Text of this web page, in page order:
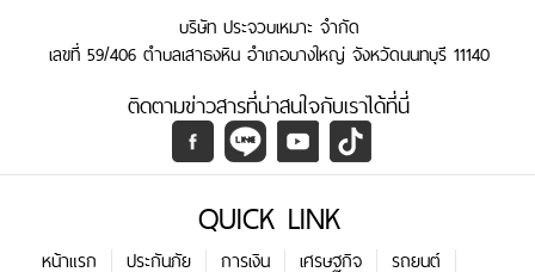
บริษัท ประจวบเหมาะ จำกัด
เลขที่ 59/406 ตำบลเสาธงหิน อำเภอบางใหญ่ จังหวัดนนทบุรี 11140
ติดตามข่าวสารที่น่าสนใจกับเราได้ที่นี่
QUICK LINK
หน้าแรก ประกันภัย การเงิน เศรษฐกิจ
รถยนต์